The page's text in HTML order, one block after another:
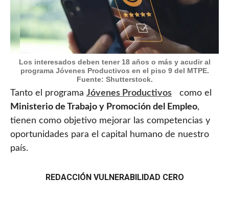
Los interesados deben tener 18 años o más y acudir al
programa Jóvenes Productivos en el piso 9 del MTPE.
Fuente: Shutterstock.
Tanto el programa Jóvenes Productivos
como el
Ministerio de Trabajo y Promoción del Empleo,
tienen como objetivo mejorar las competencias y
oportunidades para el capital humano de nuestro
país.
REDACCIÓN VULNERABILIDAD CERO